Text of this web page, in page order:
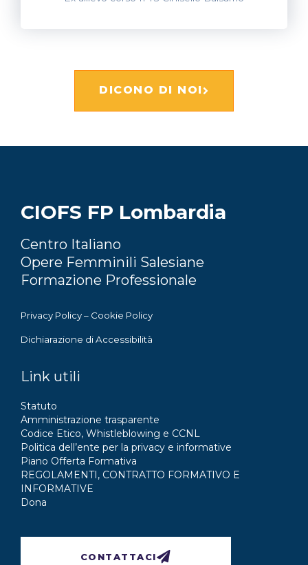
DICONO DI NOI
CIOFS FP Lombardia
Centro Italiano
Opere Femminili Salesiane
Formazione Professionale
Privacy Policy– Cookie Policy
Dichiarazione di Accessibilità
Link utili
Statuto
Amministrazione trasparente
Codice Etico, Whistleblowing e CCNL
Politica dell’ente per la privacy e informative
Piano Offerta Formativa
REGOLAMENTI, CONTRATTO FORMATIVO E
INFORMATIVE
Dona
CONTATTACI